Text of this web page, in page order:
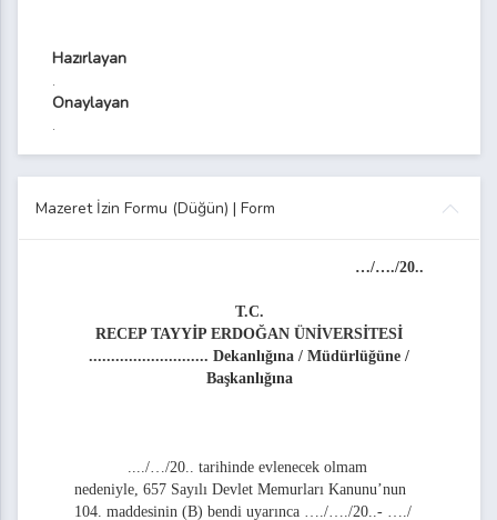
Tebellüğ Listesi Formu
Tutanağı
Koordinatörlüğü Organizasyon Şeması
Ardeşen Meslek Yüksekokulu Öğrenci Staj Dosyası
İlişkin Sözleşme
Formu
Hazırlayan
.
Onaylayan
.
Mazeret İzin Formu (Düğün) | Form
…/…./20..
T.C.
RECEP TAYYİP ERDOĞAN ÜNİVERSİTESİ
........................... Dekanlığına / Müdürlüğüne /
Başkanlığına
..../…/20.. tarihinde evlenecek olmam
nedeniyle, 657 Sayılı Devlet Memurları Kanunu’nun
104. maddesinin (B) bendi uyarınca …./…./20..- …./